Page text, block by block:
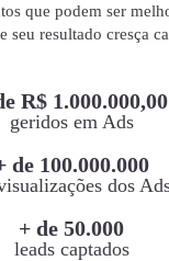
que podem ser
seu resultado cresça
R$ 1.000.000,00
geridos em Ads
de 100.000.000
dos
+ de 50.000
leads captados